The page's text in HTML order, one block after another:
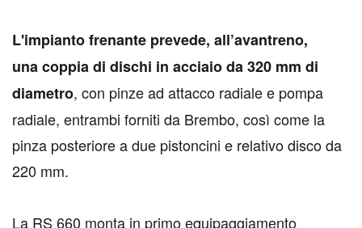
L'impianto frenante prevede, all’avantreno,
una coppia di dischi in acciaio da 320 mm di
diametro, con pinze ad attacco radiale e pompa
radiale, entrambi forniti da Brembo, così come la
pinza posteriore a due pistoncini e relativo disco da
220 mm.
La RS 660 monta in primo equipaggiamento